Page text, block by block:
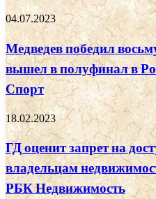
04.07.2023
Медведев победил
вышел в полуфинал в
Спорт
18.02.2023
ГД оценит запрет на
владельцам
РБК Недвижимость